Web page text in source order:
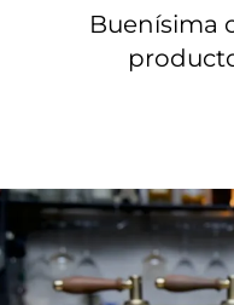
Buenísima